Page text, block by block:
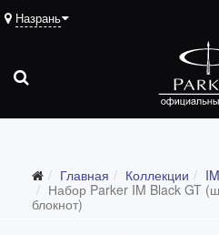
Назрань
Главная Коллекции
Набор Parker IM Black GT
блокнот)
Все коллекции